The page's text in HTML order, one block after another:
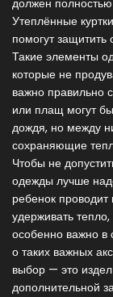
должен
Утеплённые
помогут
Такие элементы
которые не
важно правильно
или плащ могут
дождя, но между
сохраняющие
Чтобы не
одежды лучше
ребенок
удерживать
особенно важно в
о таких важных
выбор — это
дополнительной